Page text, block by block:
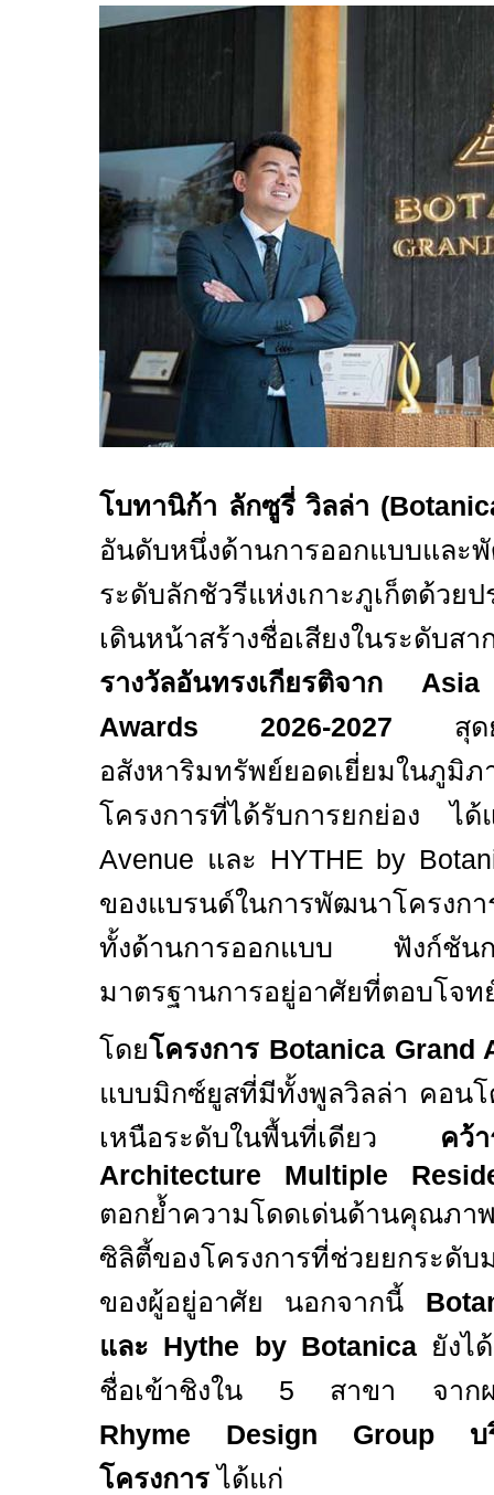
โบทานิก้า ลักซูรี่ วิลล่า (
อันดับหนึ่งด้านการออกแบบและ
ระดับลักชัวรีแห่งเกาะภูเก็ตด้ว
เดินหน้าสร้างชื่อเสียงในระดับส
รางวัลอันทรงเกียรติจาก
Awards 2026-2027 สุดยอ
อสังหาริมทรัพย์ยอดเยี่ยมในภูมิ
โครงการที่ได้รับการยกย่อง
Avenue และ HYTHE by
ของแบรนด์ในการพัฒนาโครงก
ทั้งด้านการออกแบบ ฟังก์ชัน
มาตรฐานการอยู่อาศัยที่ตอบโจท
โดยโครงการ Botanica Grand
แบบมิกซ์ยูสที่มีทั้งพูลวิลล่า คอนโ
เหนือระดับในพื้นที่เดียว คว้
Architecture Multiple
ตอกย้ำความโดดเด่นด้านคุณภา
ซิลิตี้ของโครงการที่ช่วยยกระดับ
ของผู้อยู่อาศัย นอกจากนี้
และ Hythe by Botanica ยังไ
ชื่อเข้าชิงใน 5 สาขา จากผ
Rhyme Design Group
บ
โครงการ ได้แก่